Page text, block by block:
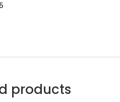
products